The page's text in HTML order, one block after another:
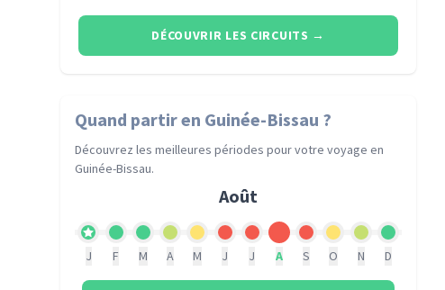
DÉCOUVRIR LES CIRCUITS →
Quand partiren Guinée-Bissau ?
Découvrez les meilleures périodes pour votre voyageen
Guinée-Bissau.
Août
J F M A M J J A S O N D